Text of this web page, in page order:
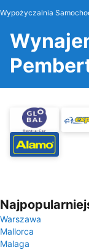
Wypożyczalnia
Warszawa
Mallorca
Malaga